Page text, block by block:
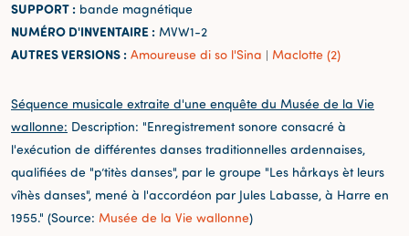
SUPPORT : bande magnétique
NUMÉRO D'INVENTAIRE : MVW1-2
AUTRES VERSIONS : Amoureuse di so l'Sina | Maclotte (2)
Séquence musicale extraite d'une enquête du Musée de la Vie
wallonne: Description: "Enregistrement sonore consacré à
l'exécution de différentes danses traditionnelles ardennaises,
qualifiées de "p’titès danses", par le groupe "Les hårkays èt leurs
vîhès danses", mené à l'accordéon par Jules Labasse, à Harre en
1955." (Source: Musée de la Vie wallonne)